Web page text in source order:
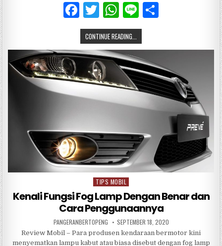
F
a
c
e
b
o
o
T
w
it
te
r
W
h
at
s
A
p
p
Li
n
CONTINUE READING...
Posted
in
TIPS MOBIL
Kenali Fungsi Fog Lamp Dengan Benar dan
Cara Penggunaannya
PANGERANBERTOPENG SEPTEMBER 18, 2020
Review Mobil – Para produsen kendaraan bermotor kini
menyematkan lampu kabut atau biasa disebut dengan fog lamp